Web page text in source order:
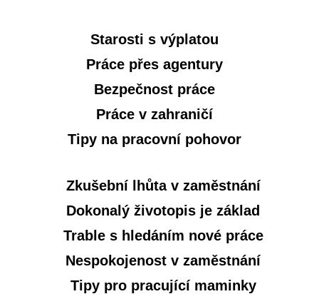
Starosti s výplatou
Práce přes agentury
Bezpečnost práce
Práce v zahraničí
Tipy na pracovní pohovor
Zkušební lhůta v zaměstnání
Dokonalý životopis je základ
Trable s hledáním nové práce
Nespokojenost v zaměstnání
Tipy pro pracující maminky